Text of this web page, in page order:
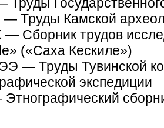
Труды Камской
— Сборник трудов
(«Саха Кескиле»)
— Труды Тувинской
экспедиции